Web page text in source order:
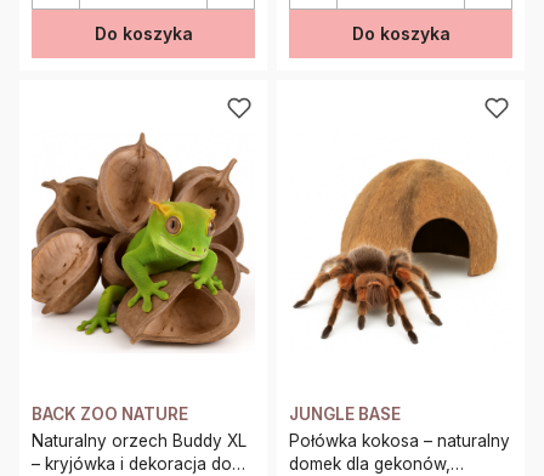
Do koszyka Do koszyka
BACK ZOO NATURE
Naturalny orzech Buddy XL
– kryjówka i dekoracja do
JUNGLE BASE
Połówka kokosa – naturalny
domek dla gekonów,